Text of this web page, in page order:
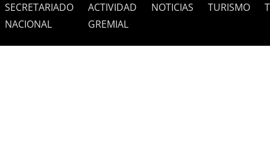
SECRETARIADO
NACIONAL
ACTIVIDAD
GREMIAL
NOTICIAS TURISMO